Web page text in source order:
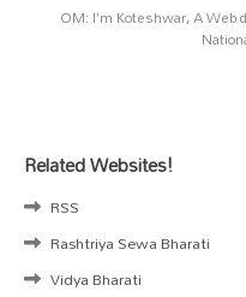
OM: I'm Koteshwar, A Web
Related Websites!
RSS
Rashtriya Sewa Bharati
Vidya Bharati